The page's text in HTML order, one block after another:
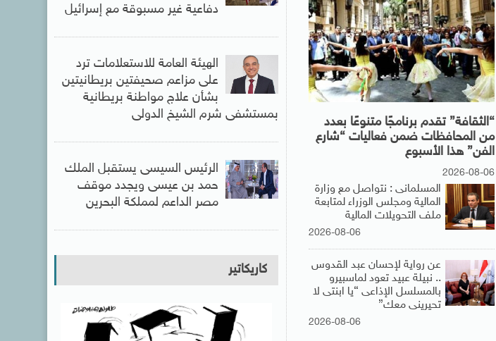
“الثقافة” تقدم برنامجًا متنوعًا بعدد
من المحافظات ضمن فعاليات “شارع
الفن” هذا الأسبوع
2026-08-06
المسلمانى : نتواصل مع وزارة
المالية ومجلس الوزراء لمتابعة
ملف التحويلات المالية
2026-08-06
عن رواية لإحسان عبد القدوس
.. نبيلة عبيد تعود لماسبيرو
بالمسلسل الإذاعى “يا ابنتى لا
تحيرينى معك”
2026-08-06
دفاعية غير مسبوقة مع إسرائيل
الهيئة العامة للاستعلامات ترد
على مزاعم صحيفتين بريطانيتين
بشأن علاج مواطنة بريطانية
بمستشفى شرم الشيخ الدولى
الرئيس السيسى يستقبل الملك
حمد بن عيسى ويجدد موقف
مصر الداعم لمملكة البحرين
كاريكاتير